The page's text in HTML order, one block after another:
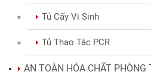
Tủ Cấy Vi Sinh
Tủ Thao Tác PCR
AN TOÀN HÓA CHẤT PHÒNG